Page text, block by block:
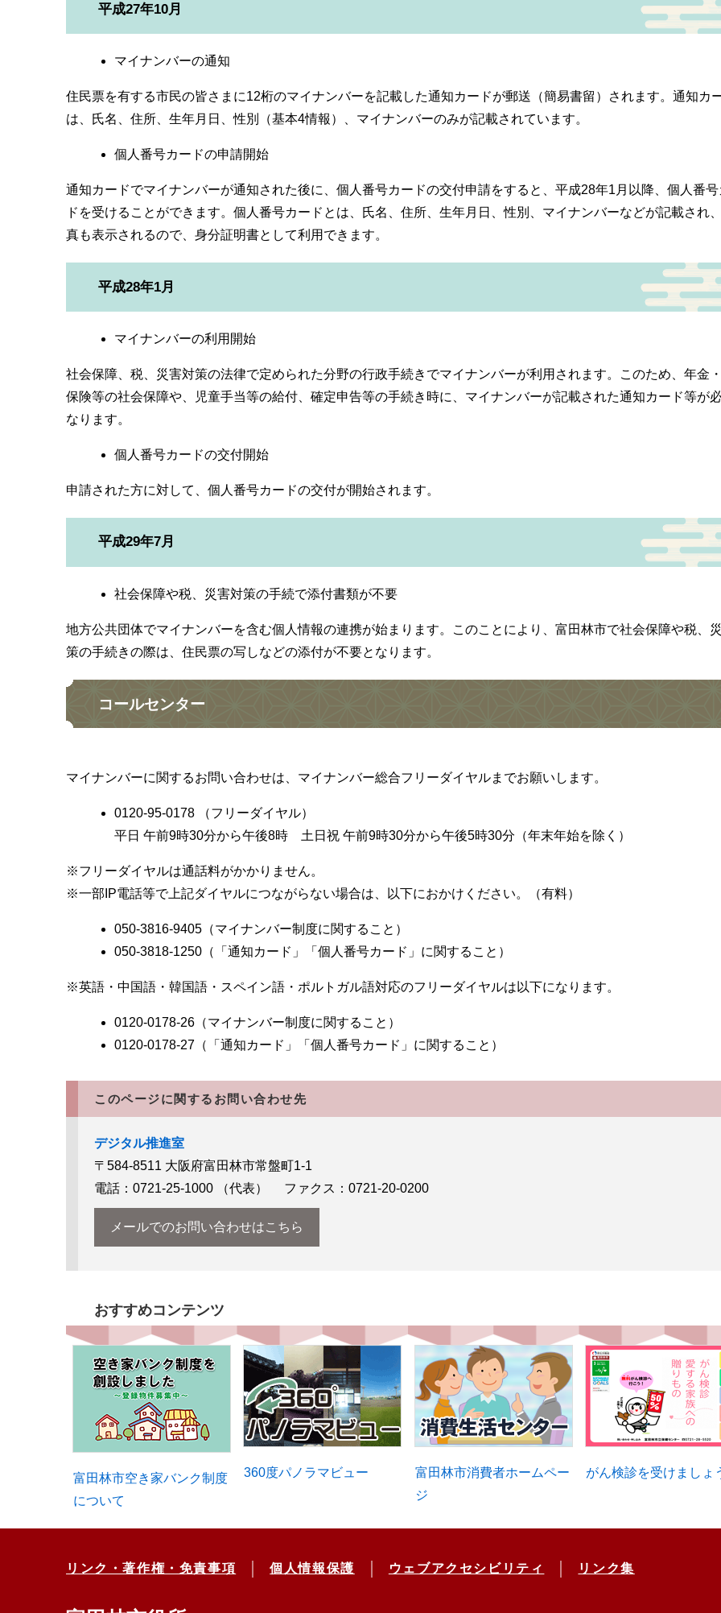
平成27年10月
マイナンバーの通知
住民票を有する市民の皆さまに12桁のマイナンバーを記載した通知カードが郵送（簡易書留）されます。通知カ
は、氏名、住所、生年月日、性別（基本4情報）、マイナンバーのみが記載されています。
個人番号カードの申請開始
通知カードでマイナンバーが通知された後に、個人番号カードの交付申請をすると、平成28年1月以降、個人番
ドを受けることができます。個人番号カードとは、氏名、住所、生年月日、性別、マイナンバーなどが記載され
真も表示されるので、身分証明書として利用できます。
平成28年1月
マイナンバーの利用開始
社会保障、税、災害対策の法律で定められた分野の行政手続きでマイナンバーが利用されます。このため、年金
保険等の社会保障や、児童手当等の給付、確定申告等の手続き時に、マイナンバーが記載された通知カード等が
なります。
個人番号カードの交付開始
申請された方に対して、個人番号カードの交付が開始されます。
平成29年7月
社会保障や税、災害対策の手続で添付書類が不要
地方公共団体でマイナンバーを含む個人情報の連携が始まります。このことにより、富田林市で社会保障や税、
策の手続きの際は、住民票の写しなどの添付が不要となります。
コールセンター
マイナンバーに関するお問い合わせは、マイナンバー総合フリーダイヤルまでお願いします。
0120-95-0178 （フリーダイヤル）
平日 午前9時30分から午後8時 土日祝 午前9時30分から午後5時30分（年末年始を除く）
※フリーダイヤルは通話料がかかりません。
※一部IP電話等で上記ダイヤルにつながらない場合は、以下におかけください。（有料）
050-3816-9405（マイナンバー制度に関すること）
050-3818-1250（「通知カード」「個人番号カード」に関すること）
※英語・中国語・韓国語・スペイン語・ポルトガル語対応のフリーダイヤルは以下になります。
0120-0178-26（マイナンバー制度に関すること）
0120-0178-27（「通知カード」「個人番号カード」に関すること）
このページに関するお問い合わせ先
デジタル推進室
〒584-8511 大阪府富田林市常盤町1-1
電話：0721-25-1000
（代表） ファクス：0721-20-0200
メールでのお問い合わせはこちら
おすすめコンテンツ
富田林市空き家バンク制度
について
360度パノラマビュー
富田林市消費者ホームペー
ジ
がん検診を受けましょ
リンク・著作権・免責事項 個人情報保護 ウェブアクセシビリティ リンク集